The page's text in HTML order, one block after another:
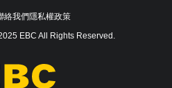
絡我們隱私權政策
EBC All Rights Reserved.